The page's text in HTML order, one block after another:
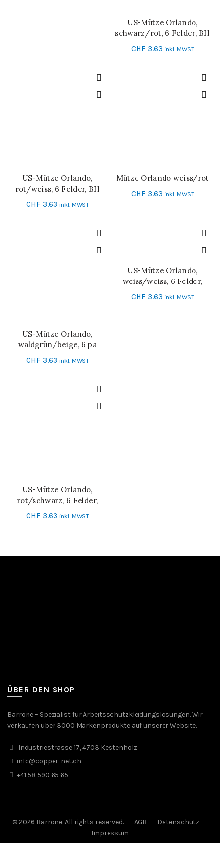
IN DEN WARENKORB
US-Mütze Orlando,
schwarz/rot, 6 Felder, BH
CHF 3.63 inkl. MWST
IN DEN WARENKORB
US-Mütze Orlando,
rot/weiss, 6 Felder, BH
CHF 3.63 inkl. MWST
IN DEN WARENKORB
Mütze Orlando weiss/rot
CHF 3.63 inkl. MWST
IN DEN WARENKORB
US-Mütze Orlando,
waldgrün/beige, 6 pa
CHF 3.63 inkl. MWST
IN DEN WARENKORB
US-Mütze Orlando,
weiss/weiss, 6 Felder,
Messingverschluss
CHF 3.63 inkl. MWST
IN DEN WARENKORB
US-Mütze Orlando,
rot/schwarz, 6 Felder,
Messingverschluss
CHF 3.63 inkl. MWST
ÜBER DEN SHOP
Barrone – Spezialist für Arbeitsschutzkleidungslösungen. Wir
verkaufen über 3000 Markenprodukte auf unserer Website.
Industriestrasse 17, 4703 Kestenholz
info@copper-net.ch
+41 58 590 65 65
© 2026 Barrone. All rights reserved. AGB
Datenschutz
Impressum